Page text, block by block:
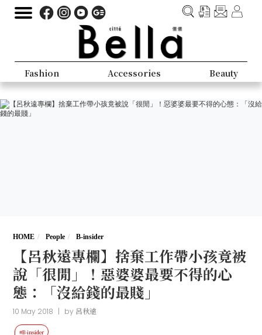
Fashion Accessories Beauty
HOME People B-insider
【呂秋遠專欄】捨棄工作帶小孩竟被
說「很閒」！惡婆婆最要不得的心
態：「沒給錢的最賤」
10 May 2018 | by 呂秋遠
#B-insider